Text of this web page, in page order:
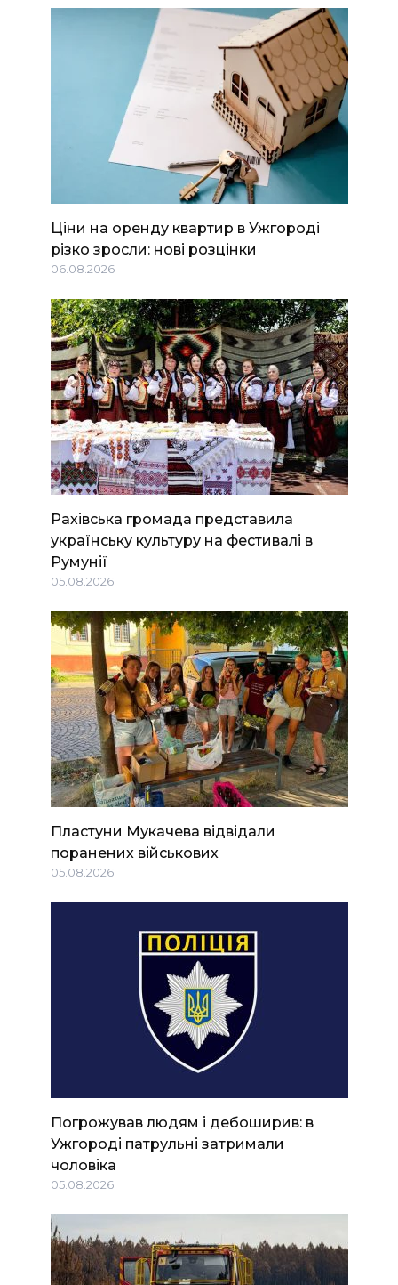
Ціни на оренду квартир в Ужгороді
різко зросли: нові розцінки
06.08.2026
Рахівська громада представила
українську культуру на фестивалі в
Румунії
05.08.2026
Пластуни Мукачева відвідали
поранених військових
05.08.2026
Погрожував людям і дебоширив: в
Ужгороді патрульні затримали
чоловіка
05.08.2026